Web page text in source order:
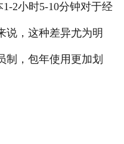
1-2小时5-10分钟对于经
说，这种差异尤为明
制，包年使用更加划